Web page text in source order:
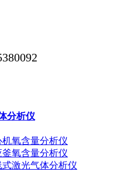
分析仪
机氧含量分析仪
釜氧含量分析仪
式激光气体分析仪